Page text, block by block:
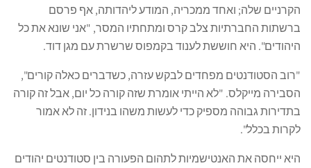
הקרניים שלה; ואחד ממכריה, המודע ליהדותה, אף פרסם
ברשתות החברתיות צלב קרס ומתחתיו המסר, "אני שונא את כל
היהודים". היא חוששת לענוד בקמפוס שרשרת עם מגן דוד.
"רוב הסטודנטים מפחדים לבקש עזרה, כשדברים כאלה קורים",
הסבירה מייקלס. "לא הייתי אומרת שזה קורה כל יום, אבל זה קורה
בתדירות גבוהה מספיק כדי לעשות משהו בנידון. זה לא אמור
לקרות בכלל".
היא ייחסה את האנטישמיות לתהום הפעורה בין סטודנטים יהודים